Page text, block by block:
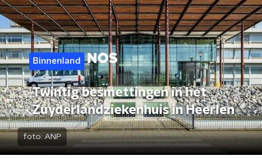
Binnenland
Twintig besmettingen in het
Zuyderlandziekenhuis in Heerlen
foto: ANP